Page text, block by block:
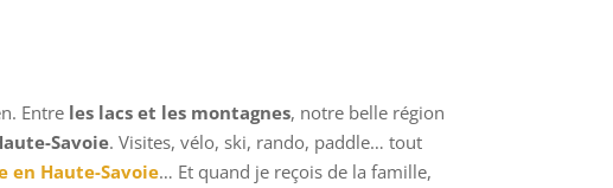
Entre les lacs et les montagnes, notre belle région
Savoie. Visites, vélo, ski, rando, paddle… tout
en Haute-Savoie… Et quand je reçois de la famille,